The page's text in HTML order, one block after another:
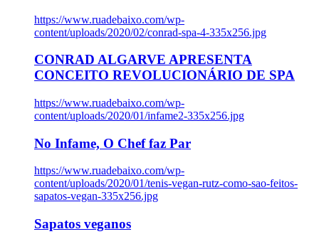
https://www.ruadebaixo.com/wp-
content/uploads/2020/02/conrad-spa-4-335x256.jpg
CONRAD ALGARVE APRESENTA
CONCEITO REVOLUCIONÁRIO DE SPA
https://www.ruadebaixo.com/wp-
content/uploads/2020/01/infame2-335x256.jpg
No Infame, O Chef faz Par
https://www.ruadebaixo.com/wp-
content/uploads/2020/01/tenis-vegan-rutz-como-sao-feitos-
sapatos-vegan-335x256.jpg
Sapatos veganos